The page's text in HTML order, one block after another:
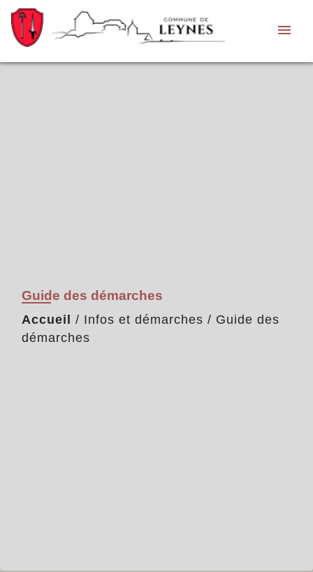
menu
Guide des démarches
Accueil / Infos et démarches / Guide des
démarches